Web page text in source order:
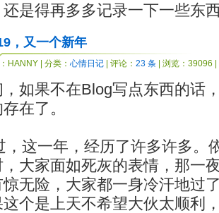
是得再多多记录一下一些东
，又一个新年
HANNY | 分类： 心情日记 | 评论： 23 条 | 浏览：39096
如果不在Blog写点东西的话
在了。
，这一年，经历了许多许多。
，大家面如死灰的表情，那一
无险，大家都一身冷汗地过
个是上天不希望大伙太顺利